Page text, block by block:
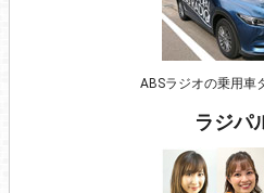
ABSラジオの乗用車
ラジパ